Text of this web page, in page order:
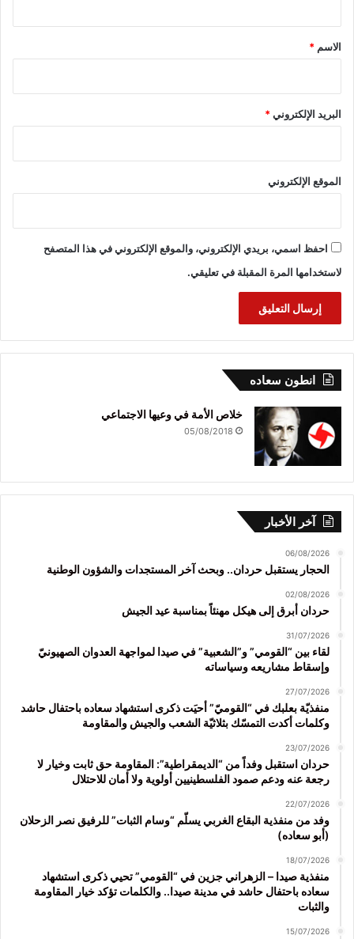
*
الاسم *
البريد الإلكتروني*
الموقع الإلكتروني
احفظ اسمي، بريدي الإلكتروني، والموقع الإلكتروني في هذا المتصفح
لاستخدامها المرة المقبلة في تعليقي.
انطون سعاده
خلاص الأمة في وعيها الاجتماعي
05/08/2018
آخر الأخبار
06/08/2026
الحجار يستقبل حردان.. وبحث آخر المستجدات والشؤون الوطنية
02/08/2026
حردان أبرق إلى هيكل مهنئاً بمناسبة عيد الجيش
31/07/2026
لقاء بين “القومي” و”الشعبية” في صيدا لمواجهة العدوان الصهيونيّ
وإسقاط مشاريعه وسياساته
27/07/2026
منفذيّة بعلبك في “القوميّ” أحيَت ذكرى استشهاد سعاده باحتفال حاشد
وكلمات أكدت التمسّك بثلاثيّة الشعب والجيش والمقاومة
23/07/2026
حردان استقبل وفداً من “الديمقراطية”: المقاومة حق ثابت وخيار لا
رجعة عنه ودعم صمود الفلسطينيين أولوية ولا أمان للاحتلال
22/07/2026
وفد من منفذية البقاع الغربي يسلّم “وسام الثبات” للرفيق نصر الزحلان
(أبو سعاده)
18/07/2026
منفذية صيدا – الزهراني جزين في “القومي” تحيي ذكرى استشهاد
سعاده باحتفال حاشد في مدينة صيدا.. والكلمات تؤكد خيار المقاومة
والثبات
15/07/2026